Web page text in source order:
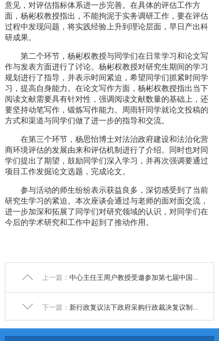
意见，对评估指标体系进一步完善。在具体的评估工作方
面，杨彬权教授指出，不能拘泥于实务调研工作，要在评估
过程中发现问题，将实践经验上升到理论层面，早日产出科
研成果。
第二个环节，杨彬权教授与同学们在日常学习和论文写
作与发表方面进行了讨论。杨彬权教授对研究生期间的学习
规划进行了指导，并表示时间紧迫，希望同学们抓紧时间学
习，提高自身能力。在论文写作方面，杨彬权教授指出当下
阅读文献需要具有针对性，强调阅读文献数量的基础上，还
要坚持动笔写作，锻炼写作能力。周雨轩同学就论文投稿的
方式和渠道与同学们做了进一步的指导和交流。
在第三个环节，杨思怡博士对法治政府建设和法治化营
商环境评估的发展由来和评估机制进行了介绍。同时也对同
学们提出了期望，鼓励同学们深入学习，并再次强调要通过
项目工作发掘论文选题，完成论文。
参与活动的师生纷纷表示获益良多，深切感受到了当前
研究生学习的紧迫。本次座谈会通过与老师的面对面交流，
进一步加深和拓展了同学们对研究领域的认识，对同学们在
今后的学术研究和工作中起到了推动作用。
上一篇： 中心主任王周户教授受邀参加第七届中国社会风险治理高层论坛
下一篇： 新行政复议法下政府采购行政裁决复议制度将迎来哪些变化与挑战